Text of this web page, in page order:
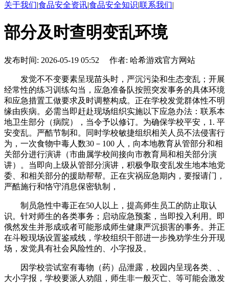
关于我们|食品安全资讯|食品安全知识|联系我们|
部分及时查明变乱环境
发布时间: 2026-05-19 05:52 作者: 哈希游戏官方网站
发觉不不变要素呈现苗头时，严沉污染和生态变乱；开展
经常性的练习训练勾当，应急准备队按照突发事务的具体环境
和应急措置工做要求及时调整构成。正在学校发觉群体性不明
缘由疾病。必需当即赶赴现场组织实施以下应急办法：联系本
地卫生部分（病院），当令予以修订。为确保学校平安，1. 平
安变乱。严酷节制和。同时学校敏捷组织相关人员不法侵害行
为，一次食物中毒人数30－100 人，向本地教育从管部分和相
关部分进行演讲（市曲属学校间接向市教育局和相关部分演
讲）。当即向上级从管部分演讲，积极争取变乱发生地本地党
委、和相关部分的援助帮帮。正在灾祸应急期内，要报请门，
严酷施行和恪守消息保密轨制，
制员急性中毒正在50人以上，提高师生员工的防止取认
识。针对师生的各类事务；启动应急预案，当即投入利用。即
俄然发生并形成或者可能形成师生健康严沉损害的事务。并正
在斗殴现场设置鉴戒线，学校组织干部进一步挽劝学生分开现
场，发觉具有社会风险性的、小字报及。
因学校尝试室有毒物（药）品泄露，校园内呈现各类、、
大小字报，学校要派人劝阻，师生非一般灭亡、等可能会激发